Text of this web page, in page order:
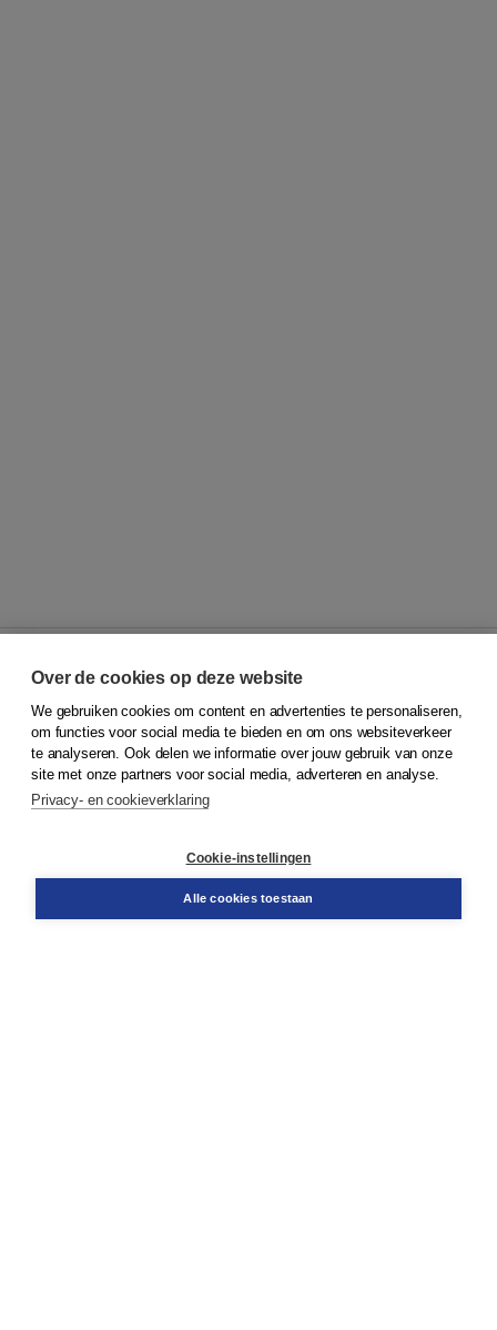
© 2026Koninklijke Boom uitgevers
Klantenservice
Service & informatie
Contact
Over de cookies op deze website
We gebruiken cookies om content en advertenties te personaliseren,
om functies voor social media te bieden en om ons websiteverkeer
te analyseren. Ook delen we informatie over jouw gebruik van onze
site met onze partners voor social media, adverteren en analyse.
Privacy- en cookieverklaring
Cookie-instellingen
Alle cookies toestaan